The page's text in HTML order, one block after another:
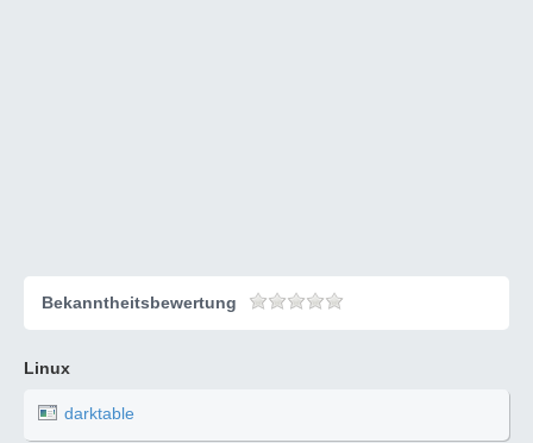
Bekanntheitsbewertung
Linux
darktable